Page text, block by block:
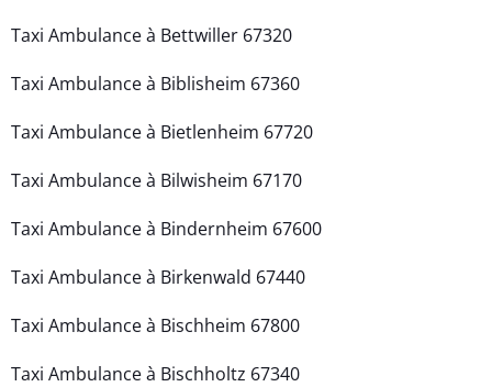
Taxi Ambulance à Bettwiller 67320
Taxi Ambulance à Biblisheim 67360
Taxi Ambulance à Bietlenheim 67720
Taxi Ambulance à Bilwisheim 67170
Taxi Ambulance à Bindernheim 67600
Taxi Ambulance à Birkenwald 67440
Taxi Ambulance à Bischheim 67800
Taxi Ambulance à Bischholtz 67340